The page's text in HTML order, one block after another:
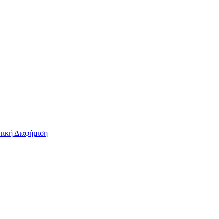
Διαφήμιση